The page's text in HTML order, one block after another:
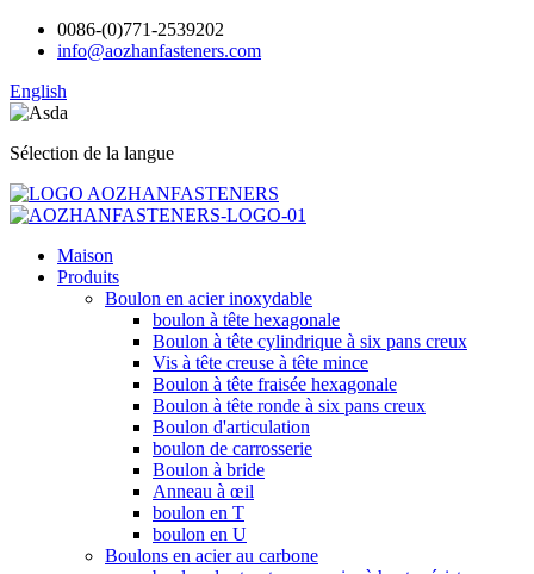
0086-(0)771-2539202
info@aozhanfasteners.com
English
Sélection de la langue
Maison
Produits
Boulon en acier inoxydable
boulon à tête hexagonale
Boulon à tête cylindrique à six pans creux
Vis à tête creuse à tête mince
Boulon à tête fraisée hexagonale
Boulon à tête ronde à six pans creux
Boulon d'articulation
boulon de carrosserie
Boulon à bride
Anneau à œil
boulon en T
boulon en U
Boulons en acier au carbone